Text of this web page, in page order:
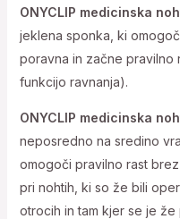
ONYCLIP medicinska
jeklena sponka, ki
poravna in začne pravilno
funkcijo ravnanja).
ONYCLIP medicinska
neposredno na sredino
omogoči pravilno rast
pri nohtih, ki so že bili
otrocih in tam kjer se je